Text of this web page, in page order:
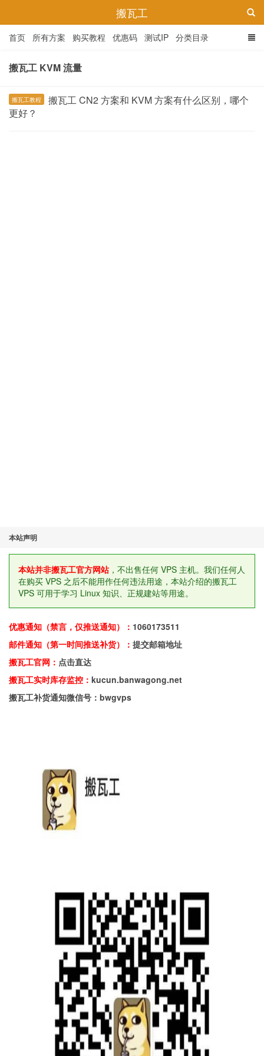
搬瓦工
首页 所有方案 购买教程 优惠码 测试IP 分类目录
搬瓦工 KVM 流量
搬瓦工教程
搬瓦工 CN2 方案和 KVM 方案有什么区别，哪个
更好？
本站声明
本站并非搬瓦工官方网站，不出售任何 VPS 主机。我们任何人
在购买 VPS 之后不能用作任何违法用途，本站介绍的搬瓦工
VPS 可用于学习 Linux 知识、正规建站等用途。
优惠通知（禁言，仅推送通知）： 1060173511
邮件通知（第一时间推送补货）： 提交邮箱地址
搬瓦工官网： 点击直达
搬瓦工实时库存监控： kucun.banwagong.net
搬瓦工补货通知微信号：bwgvps